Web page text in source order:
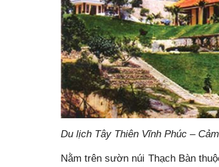
Du lịch Tây Thiên Vĩnh Phúc –
Nằm trên sườn núi Thạch Bàn